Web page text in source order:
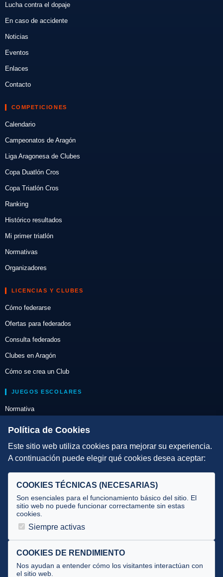
Lucha contra el dopaje
En caso de accidente
Noticias
Eventos
Enlaces
Contacto
COMPETICIONES
Calendario
Campeonatos de Aragón
Liga Aragonesa de Clubes
Copa Duatlón Cros
Copa Triatlón Cros
Ranking
Histórico resultados
Mi primer triatlón
Normativas
Organizadores
LICENCIAS Y CLUBES
Cómo federarse
Ofertas para federados
Consulta federados
Clubes en Aragón
Cómo se crea un Club
JUEGOS ESCOLARES
Normativa
Escuelas de Triatlón
DIRECCIÓN TÉCNICA
Selecciones
Tecnificación
JUECES Y OFICIALES
Documentos
Cursos
Política de Cookies
Este sitio web utiliza cookies para mejorar su experiencia.
A continuación puede elegir qué cookies desea aceptar:
COOKIES TÉCNICAS (NECESARIAS)
Son esenciales para el funcionamiento básico del sitio. El
sitio web no puede funcionar correctamente sin estas
cookies.
Siempre activas
COOKIES DE RENDIMIENTO
Nos ayudan a entender cómo los visitantes interactúan con
el sitio web.